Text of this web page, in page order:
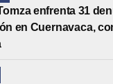
enfrenta 31
en Cuernavaca,